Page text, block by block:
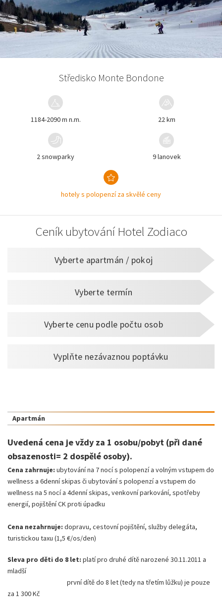
Středisko Monte Bondone
1184-2090 m n.m. 22 km
2 snowparky 9 lanovek
hotely s polopenzí za skvělé ceny
Ceník ubytování Hotel Zodiaco
Vyberte apartmán / pokoj
Vyberte termín
Vyberte cenu podle počtu osob
Vyplňte nezávaznou poptávku
Apartmán
Uvedená cena je vždy za 1 osobu/pobyt (při dané
obsazenosti= 2 dospělé osoby).
Cena zahrnuje: ubytování na 7 nocí s polopenzí a volným vstupem do
wellness a 6denní skipas či ubytování s polopenzí a vstupem do
wellness na 5 nocí a 4denní skipas, venkovní parkování, spotřeby
energií, pojištění CK proti úpadku
Cena nezahrnuje: dopravu, cestovní pojištění, služby delegáta,
turistickou taxu (1,5 €/os/den)
Sleva pro děti do 8 let: platí pro druhé dítě narozené 30.11.2011 a
mladší
první dítě do 8 let (tedy na třetím lůžku) je pouze
za 1 300 Kč